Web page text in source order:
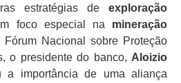
estratégias de exploração
foco especial na mineração
Nacional sobre Proteção
o presidente do banco, Aloizio
a importância de uma aliança